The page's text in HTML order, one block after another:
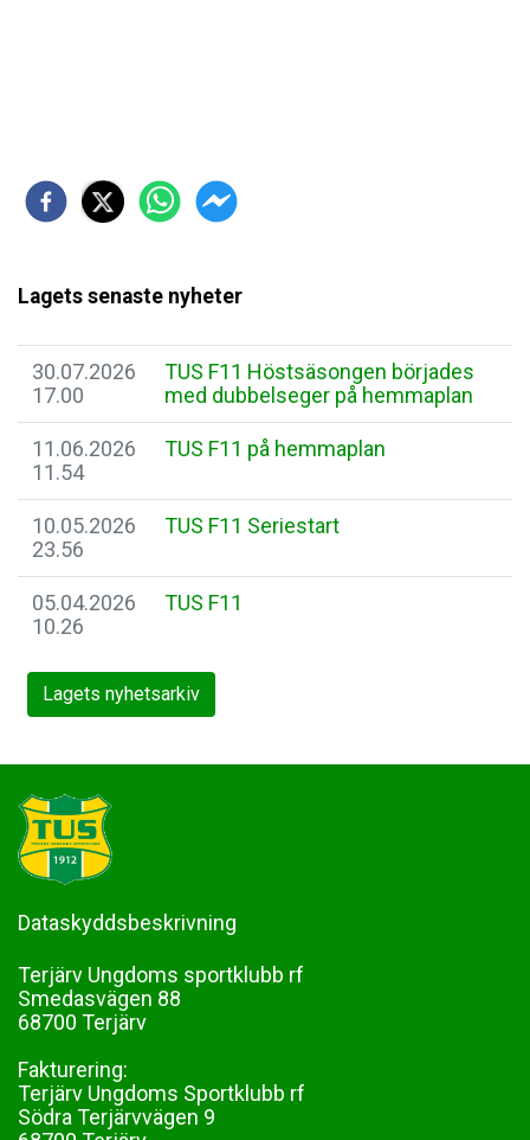
Lagets senaste nyheter
30.07.2026
17.00
TUS F11 Höstsäsongen börjades
med dubbelseger på hemmaplan
11.06.2026
11.54
TUS F11 på hemmaplan
10.05.2026
23.56
TUS F11 Seriestart
05.04.2026
10.26
TUS F11
Lagets nyhetsarkiv
Dataskyddsbeskrivning
Terjärv Ungdoms sportklubb rf
Smedasvägen 88
68700 Terjärv
Fakturering:
Terjärv Ungdoms Sportklubb rf
Södra Terjärvvägen 9